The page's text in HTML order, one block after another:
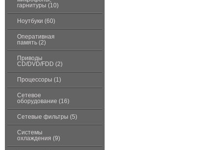
гарнитуры (10)
Ноутбуки (60)
Оперативная
память (2)
Приводы
CD/DVD/FDD (2)
Процессоры (1)
Сетевое
оборудование (16)
Сетевые фильтры (5)
Системы
охлаждения (9)